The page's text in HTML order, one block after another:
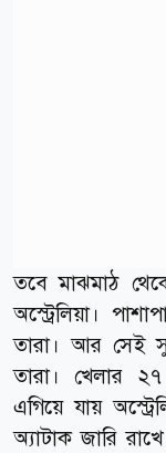
তবে মাঝমাঠ
অস্ট্রেলিয়া।
তারা। আর সেই
তারা। খেলার
এগিয়ে যায়
অ্যাটাক জারি